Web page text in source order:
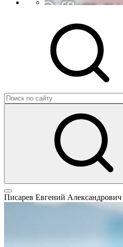
Писарев Евгений Александрович